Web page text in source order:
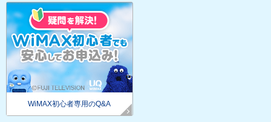
WiMAX初心者専用のQ&A